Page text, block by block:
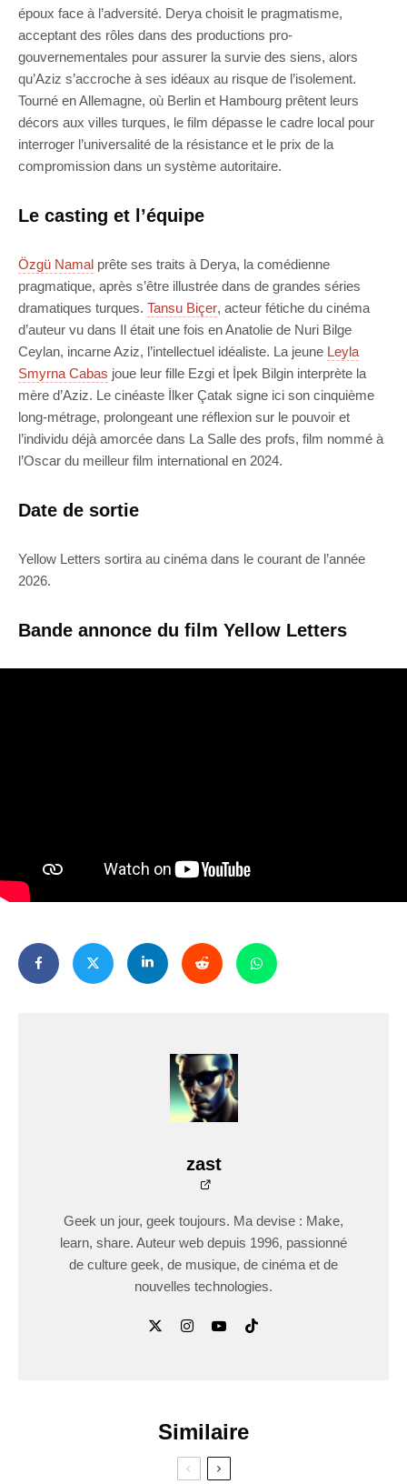
époux face à l’adversité. Derya choisit le pragmatisme,
acceptant des rôles dans des productions pro-
gouvernementales pour assurer la survie des siens, alors
qu’Aziz s’accroche à ses idéaux au risque de l’isolement.
Tourné en Allemagne, où Berlin et Hambourg prêtent leurs
décors aux villes turques, le film dépasse le cadre local pour
interroger l’universalité de la résistance et le prix de la
compromission dans un système autoritaire.
Le casting et l’équipe
Özgü Namal prête ses traits à Derya, la comédienne
pragmatique, après s’être illustrée dans de grandes séries
dramatiques turques. Tansu Biçer, acteur fétiche du cinéma
d’auteur vu dans Il était une fois en Anatolie de Nuri Bilge
Ceylan, incarne Aziz, l’intellectuel idéaliste. La jeune Leyla
Smyrna Cabas joue leur fille Ezgi et İpek Bilgin interprète la
mère d’Aziz. Le cinéaste İlker Çatak signe ici son cinquième
long-métrage, prolongeant une réflexion sur le pouvoir et
l’individu déjà amorcée dans La Salle des profs, film nommé à
l’Oscar du meilleur film international en 2024.
Date de sortie
Yellow Letters sortira au cinéma dans le courant de l’année
2026.
Bande annonce du film Yellow Letters
zast
Geek un jour, geek toujours. Ma devise : Make,
learn, share. Auteur web depuis 1996, passionné
de culture geek, de musique, de cinéma et de
nouvelles technologies.
Similaire